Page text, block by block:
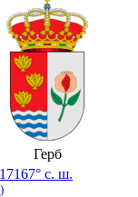
Герб
с. ш.